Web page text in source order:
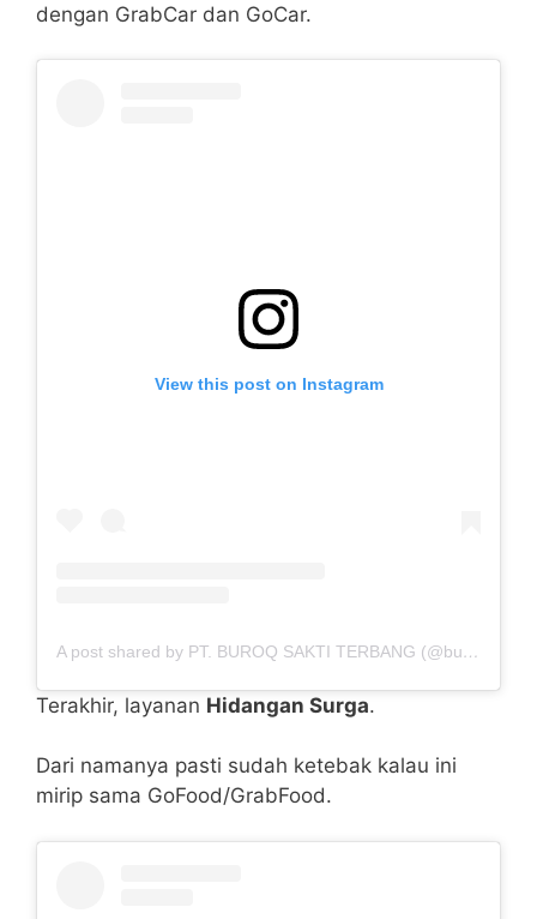
dengan GrabCar dan GoCar.
View this post on Instagram
A post shared by PT. BUROQ SAKTI TERBANG (@buroq.sakti)
Terakhir, layanan Hidangan Surga.
Dari namanya pasti sudah ketebak kalau ini
mirip sama GoFood/GrabFood.